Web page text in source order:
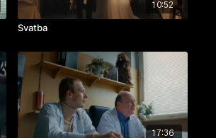
10:52
Svatba
17:36